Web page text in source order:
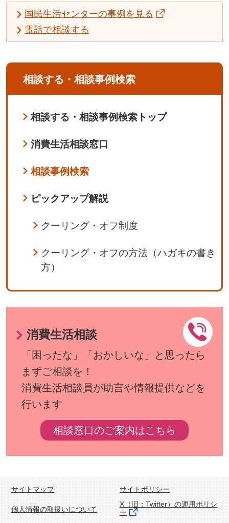
国民生活センターの事例を見る
電話で相談する
相談する・相談事例検索
相談する・相談事例検索トップ
消費生活相談窓口
相談事例検索
ピックアップ解説
クーリング・オフ制度
クーリング・オフの方法（ハガキの書き
方）
消費生活相談
「困ったな」「おかしいな」と思ったら
まずご相談を！
消費生活相談員が助言や情報提供などを
行います
相談窓口のご案内はこちら
サイトマップ サイトポリシー
個人情報の取扱いについて
X（旧：Twitter）の運用ポリシ
ー